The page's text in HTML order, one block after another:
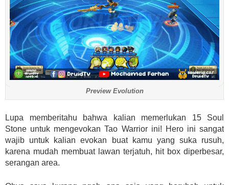
Preview Evolution
Lupa memberitahu bahwa kalian memerlukan 15 Soul
Stone untuk mengevokan Tao Warrior ini! Hero ini sangat
wajib untuk kalian evokan buat kamu yang suka rusuh,
karena mudah membuat lawan terjatuh, hit box diperbesar,
serangan area.